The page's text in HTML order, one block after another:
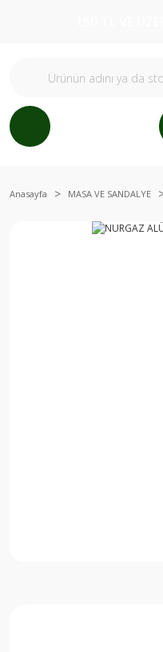
Anasayfa MASA VE SANDALYE